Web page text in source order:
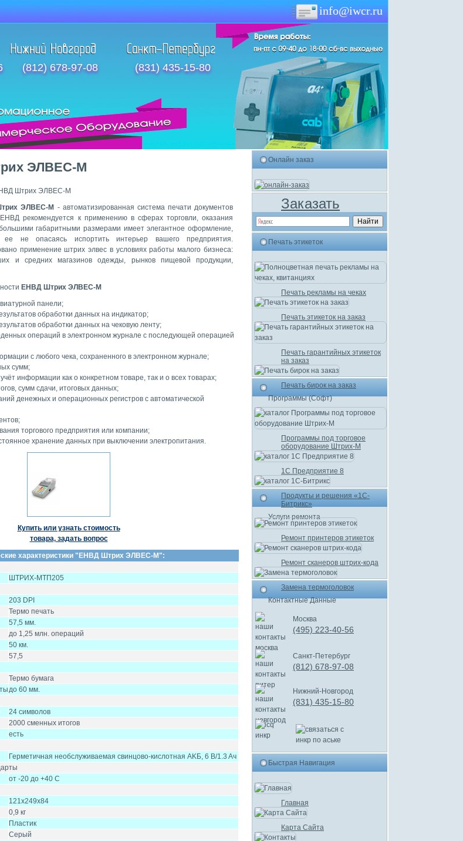
info@iwcr.ru
(812) 678-97-08 (831) 435-15-80
ЭЛВЕС-М
Штрих ЭЛВЕС-М
ЭЛВЕС-М - автоматизированная система печати документов
рекомендуется к применению в сферах торговли, оказания
габаритными размерами имеет элегантное оформление,
ее не опасаясь испортить интерьер вашего предприятия.
применение штрих элвес в условиях работы малого бизнеса:
и средних магазинов одежды, рынков пищевой продукции,
ЕНВД Штрих ЭЛВЕС-М
панели;
обработки данных на индикатор;
обработки данных на чековую ленту;
операций в электронном журнале с последующей операцией
с любого чека, сохраненного в электронном журнале;
сумм;
информации как о конкретном товаре, так и о всех товарах;
сумм сдачи, итоговых данных;
денежных и операционных регистров с автоматической
торгового предприятия или компании;
хранение данных при выключении электропитания.
Купить или узнать стоимость
товара, задать вопрос
характеристики " ЕНВД Штрих ЭЛВЕС-М":
ШТРИХ-МТП205
203 DPI
Термо печать
57,5 мм.
до 1,25 млн. операций
50 км.
57,5
Термо бумага
до 60 мм.
24 символов
2000 сменных итогов
есть
Герметичная необслуживаемая свинцово-кислотная AKБ, 6 B/1.3 Aч
от -20 до +40 C
121х249х84
0,9 кг
Пластик
Серый
Онлайн заказ
Заказать
Печать этикеток
Печать рекламы на чеках
Печать этикеток на заказ
Печать гарантийных этикеток
на заказ
Печать бирок на заказ
Программы (Софт)
Программы под торговое
оборудование Штрих-М
1С Предприятие 8
Продукты и решения «1С-
Битрикс»
Услуги ремонта
Ремонт принтеров этикеток
Ремонт сканеров штрих-кода
Замена термоголовок
Контактные Данные
Москва
(495) 223-40-56
Санкт-Петербург
(812) 678-97-08
Нижний-Новгород
(831) 435-15-80
Быстрая Навигация
Главная
Карта Сайта